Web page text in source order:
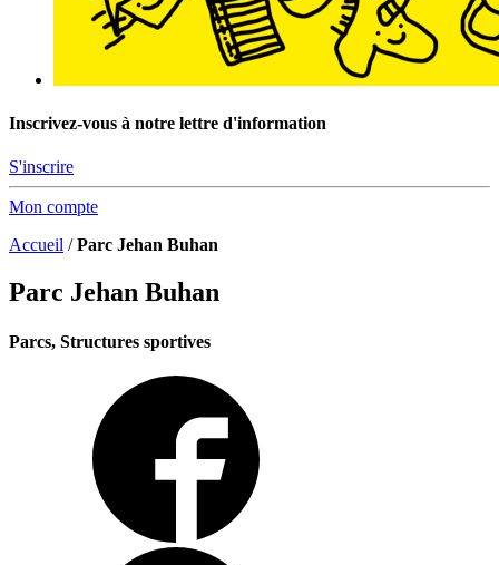
Inscrivez-vous à notre lettre d'information
S'inscrire
Mon compte
Accueil /Parc Jehan Buhan
Parc Jehan Buhan
Parcs, Structures sportives